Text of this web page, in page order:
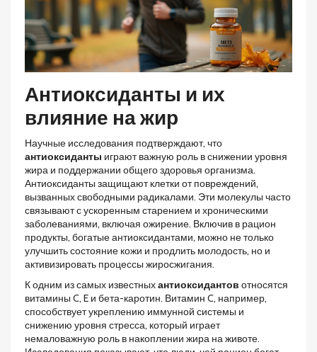
Антиоксиданты и их
влияние на жир
Научные исследования подтверждают, что
антиоксиданты играют важную роль в снижении уровня
жира и поддержании общего здоровья организма.
Антиоксиданты защищают клетки от повреждений,
вызванных свободными радикалами. Эти молекулы часто
связывают с ускоренным старением и хроническими
заболеваниями, включая ожирение. Включив в рацион
продукты, богатые антиоксидантами, можно не только
улучшить состояние кожи и продлить молодость, но и
активизировать процессы жиросжигания.
К одним из самых известныхантиоксидантов относятся
витамины C, E и бета-каротин. Витамин C, например,
способствует укреплению иммунной системы и
снижению уровня стресса, который играет
немаловажную роль в накоплении жира на животе.